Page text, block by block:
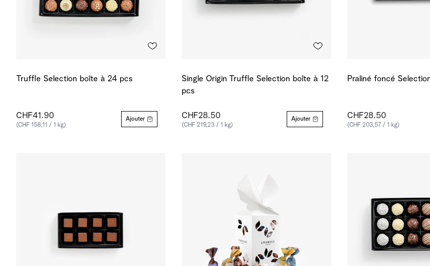
Truffle Selection boîte à 24 pcs
CHF41.90
(CHF 158,11 / 1 kg)
Ajouter
Single Origin Truffle Selection boîte à 12
pcs
CHF28.50
(CHF 219,23 / 1 kg)
Ajouter
Praliné foncé
CHF28.50
(CHF 203,57 / 1 kg)